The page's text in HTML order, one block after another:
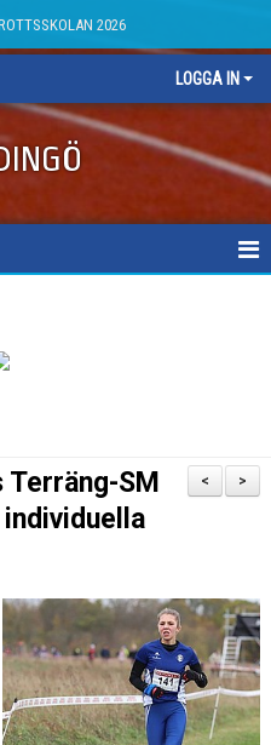
2026
LOGGA IN
>
<
SM